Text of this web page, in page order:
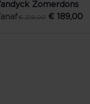
Zomerdons
€ 219,00 € 189,00